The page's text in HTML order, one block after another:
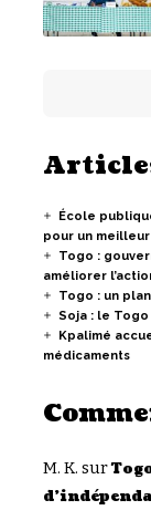
École
pour un
Togo :
améliorer
Togo : un
Soja : le Togo
Kpalimé
médicaments
M. K. sur